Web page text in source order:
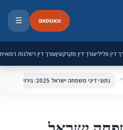
וואטסאפ ☰
דין פליליעורך דין מקרקעיןעורך דין רשלנות רפואית
נתוני דיני משפחה ישראל 2025: גירושין, מזונות